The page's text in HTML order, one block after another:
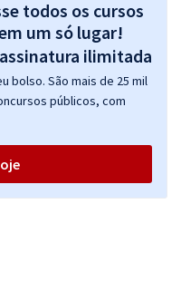
todos os cursos
um só lugar!
bolso. São mais de 25 mil
públicos, com